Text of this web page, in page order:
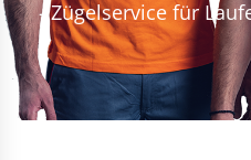
- Zügelservice für